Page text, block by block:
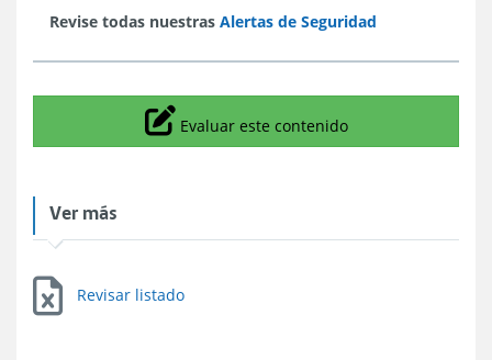
Revise todas nuestras Alertas de Seguridad
Icono
Evaluar este contenido
Ver más
Revisar listado